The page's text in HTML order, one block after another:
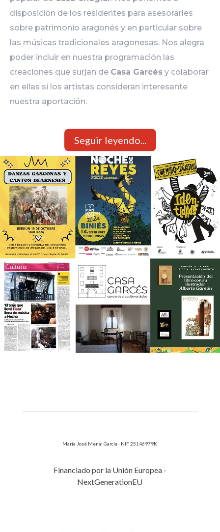
disposición de los residentes para asesorarles
sobre patrimonio aragonés y en particular sobre
las músicas tradicionales aragonesas. Nos alegra
poder incluir en nuestra programación las
creaciones que surjan de Casa Garcés y colaborar
en ellas si los artistas consideran interesante
nuestra aportación.
Seguir leyendo...
María José Menal García · NIF 25146979K
Financiado por la Unión Europea -
NextGenerationEU